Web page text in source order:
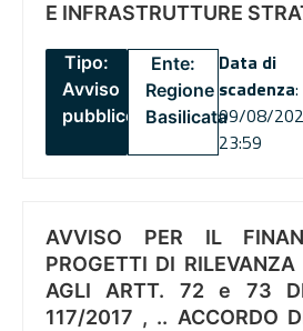
E INFRASTRUTTURE
Tipo:
Avviso
pubblico
Ente:
Regione
Basilicata
Data di
scadenza:
09/08/
23:59
AVVISO PER IL
PROGETTI DI
AGLI ARTT. 72 e 73
117/2017 , .. ACCORDO